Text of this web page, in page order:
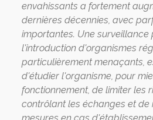
envahissants a fortement
dernières décennies, avec
importantes. Une surveillance
l'introduction d'organismes
particulièrement menaçants,
d'étudier l'organisme, pour
fonctionnement, de limiter les
contrôlant les échanges et de